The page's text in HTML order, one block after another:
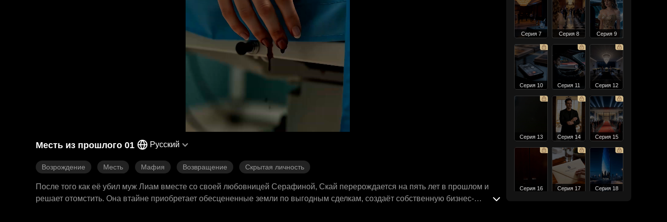
Месть из прошлого 01 Русский
Возрождение Месть Мафия Возвращение Скрытая личность
После того как её убил муж Лиам вместе со своей любовницей Серафиной, Скай перерождается на пять лет в прошлом и
решает отомстить. Она втайне приобретает обесцененные земли по выгодным сделкам, создаёт собственную бизнес-
Серия 7 Серия 8 Серия 9
Серия 10 Серия 11 Серия 12
Серия 13 Серия 14 Серия 15
Серия 16 Серия 17 Серия 18